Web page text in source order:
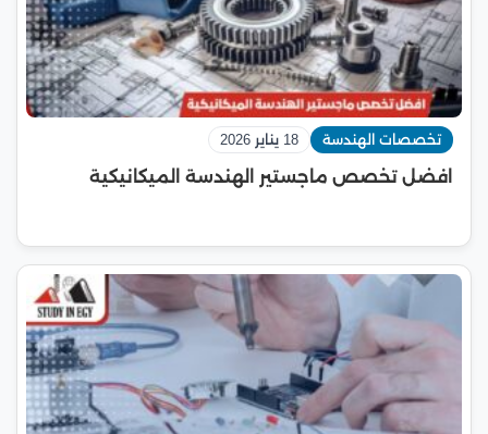
تخصصات الهندسة 18 يناير 2026
افضل تخصص ماجستير الهندسة الميكانيكية